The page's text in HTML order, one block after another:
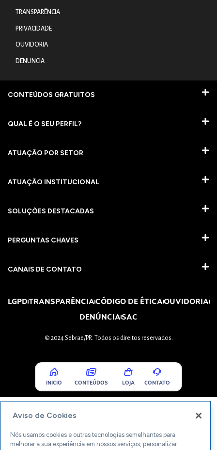
TRANSPARÊNCIA
PRIVACIDADE
OUVIDORIA
DENUNCIA
CONTEÚDOS GRATUITOS
QUAL É O SEU PERFIL?
ATUAÇÃO POR SETOR
ATUAÇÃO INSTITUCIONAL
SOLUÇÕES DESTACADAS
PERGUNTAS CHAVES​
CANAIS DE CONTATO
LGPDTRANSPARÊNCIACÓDIGO DE ÉTICAOUVIDORIA
DENÚNCIASAC
© 2024 Sebrae/PR. Todos os direitos reservados.
INICIO CONTEÚDOS LOJA CONTATO
Aviso de Cookies
Nós usamos cookies e outras tecnologias semelhantes para
melhorar a sua experiência em nossos serviços, personalizar